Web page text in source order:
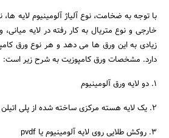
با توجه به ضخامت، نوع آلیاژ آلومینیوم لایه
خارجی و نوع متریال به کار رفته در لایه میانی،
زیادی به این ورق ها می دهد و هر نوع ورق
دارد. مشخصات ورق کامپوزیت به شرح زیر است:
1. دو لایه ورق آلومینیوم
2. یک لایه هسته مرکزی ساخته شده از پلی اتیلن یا مواد معدنی نسوز
3. روکش طلایی روی لایه آلومینیوم یا pvdf